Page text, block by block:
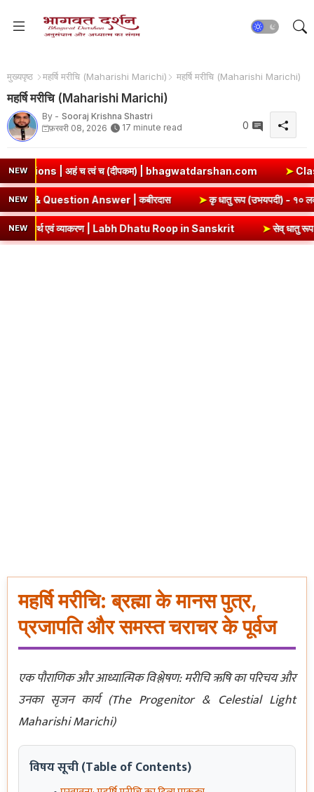
मुख्यपृष्ठ महर्षि मरीचि (Maharishi Marichi) महर्षि मरीचि (Maharishi Marichi)
महर्षि मरीचि (Maharishi Marichi)
By - Sooraj Krishna Shastri
फ़रवरी 08, 2026
17 minute read 0
NEWच त्वं च (दीपकम) | bhagwatdarshan.com ➤Class 6
NEW
5 Summary & Question Answer | कबीरदास ➤कृ धातु रूप
NEW
एवं व्याकरण | Labh Dhatu Roop in Sanskrit ➤सेव् धातु रूप - १०
महर्षि मरीचि: ब्रह्मा के मानस पुत्र,
प्रजापति और समस्त चराचर के पूर्वज
एक पौराणिक और आध्यात्मिक विश्लेषण: मरीचि ऋषि का परिचय और
उनका सृजन कार्य (The Progenitor & Celestial Light
Maharishi Marichi)
विषय सूची (Table of Contents)